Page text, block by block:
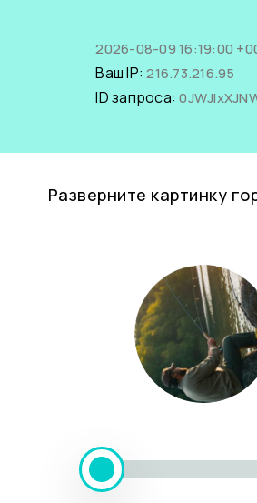
2026-08-09 16:19:00
Ваш IP:216.73.216.95
ID запроса:
Разверните картинку